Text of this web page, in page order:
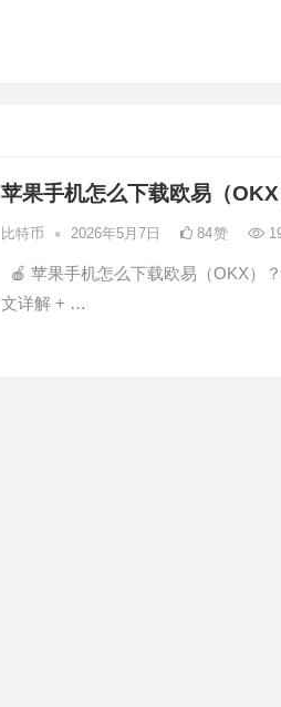
苹果手机怎么下载欧易（
比特币 • 2026年5月7日 84赞
🍎 苹果手机怎么下载欧易（OKX）
文详解 + …